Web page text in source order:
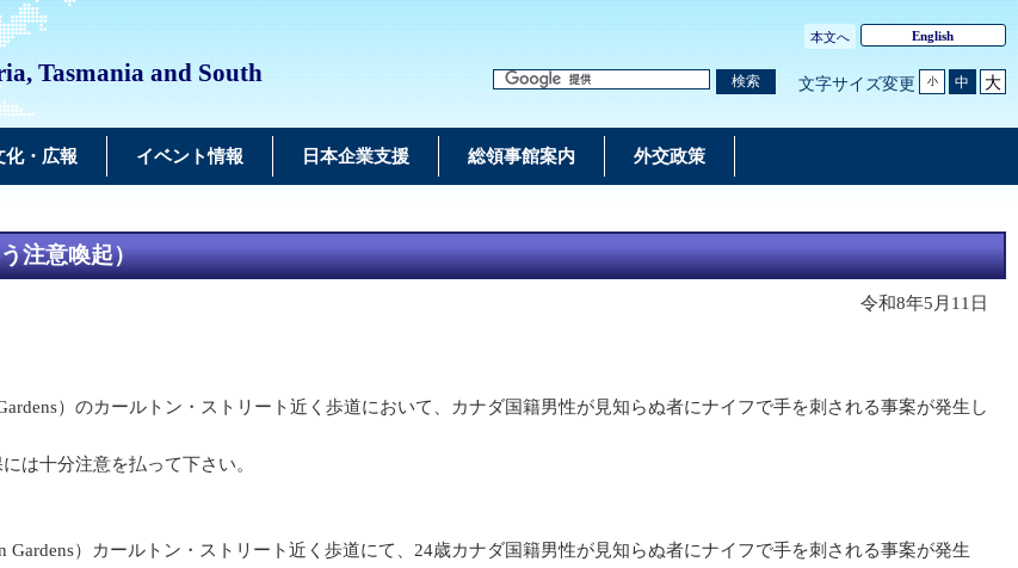
Tasmania and South
本文へ English
検索 文字サイズ変更 小 中 大
化・広報 イベント情報 日本企業支援 総領事館案内 外交政策
注意喚起）
令和8年5月11日
）のカールトン・ストリート近く歩道において、カナダ国籍男性が見知らぬ者にナイフで手を刺される事案が発生し
は十分注意を払って下さい。
）カールトン・ストリート近く歩道にて、24歳カナダ国籍男性が見知らぬ者にナイフで手を刺される事案が発生